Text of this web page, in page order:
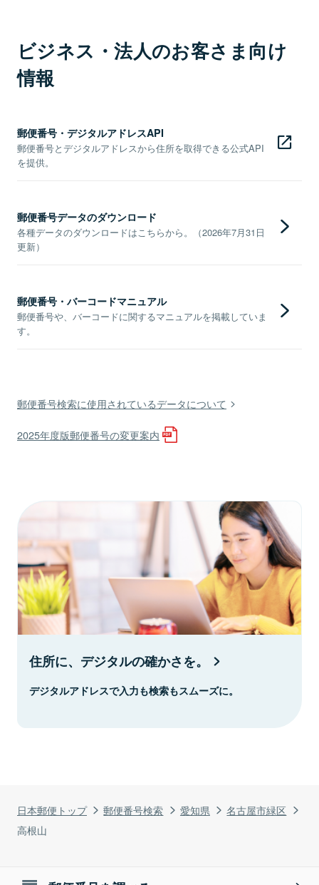
日本郵便トップ 郵便番号検索 愛知県
名古屋市緑区
高根山
ビジネス・法人のお客さま向け
情報
郵便番号・デジタルアドレスAPI
郵便番号とデジタルアドレスから住所を取得できる公式API
を提供。
郵便番号データのダウンロード
各種データのダウンロードはこちらから。（2026年7月31日
更新）
郵便番号・バーコードマニュアル
郵便番号や、バーコードに関するマニュアルを掲載していま
す。
郵便番号検索に使用されているデータについて
2025年度版郵便番号の変更案内
住所に、デジタルの確かさを。
デジタルアドレスで入力も検索もスムーズに。